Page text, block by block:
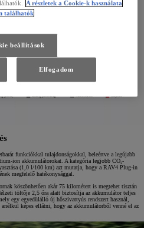
funkciókkal tulajdonságokkal, beleértve a legújabb
ion akkumulátorokat. A kategória legjobb CO₂-
(1,0 l/100 km) azt mutatja, hogy a RAV4 Plug-in
megfelelő hatékonysággal.
köszönhetően akár 75 kilométert is megtehet tisztán
töltője 2,5 óra alatt biztosítja az akkumulátor teljes
egy egyedülálló új hőszivattyús rendszert használ,
képes ellátni, hogy az akkumulátorból venné el az
A részletek a Cookie-k használata
találhatók
beállítások
Elfogadom